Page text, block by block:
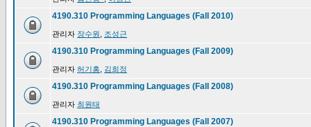
4190.310 Programming Languages (Fall 2010)
관리자 장수원 조성근
4190.310 Programming Languages (Fall 2009)
관리자 허기홍 김희정
4190.310 Programming Languages (Fall 2008)
관리자 최원태
4190.310 Programming Languages (Fall 2007)